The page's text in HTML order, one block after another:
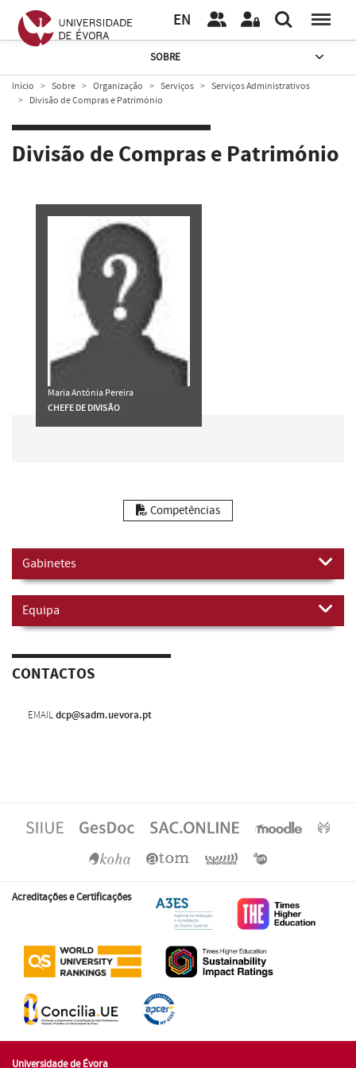
EN
SOBRE
Início Sobre Organização Serviços
Serviços Administrativos
Divisão de Compras e Património
Divisão de Compras e Património
Maria Antónia Pereira
CHEFE DE DIVISÃO
Competências
Gabinetes
Equipa
CONTACTOS
EMAILdcp@sadm.uevora.pt
Acreditações e Certificações
Universidade de Évora